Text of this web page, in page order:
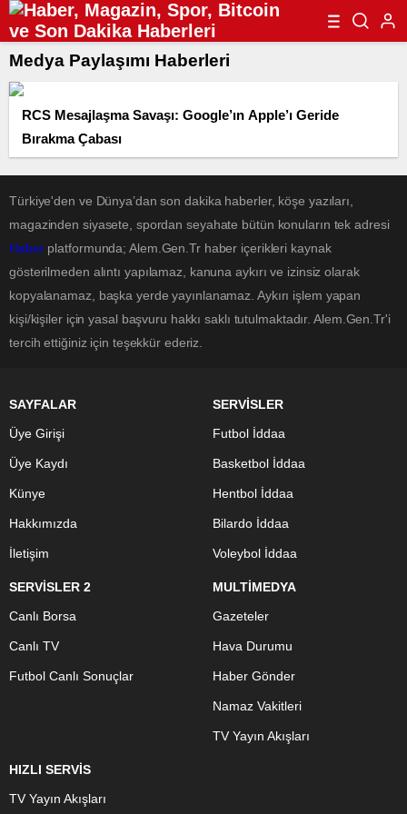
Medya Paylaşımı Haberleri
RCS Mesajlaşma Savaşı: Google’ın Apple’ı Geride
Bırakma Çabası
Türkiye'den ve Dünya’dan son dakika haberler, köşe yazıları,
magazinden siyasete, spordan seyahate bütün konuların tek adresi
Haberplatformunda; Alem.Gen.Tr haber içerikleri kaynak
gösterilmeden alıntı yapılamaz, kanuna aykırı ve izinsiz olarak
kopyalanamaz, başka yerde yayınlanamaz. Aykırı işlem yapan
kişi/kişiler için yasal başvuru hakkı saklı tutulmaktadır. Alem.Gen.Tr'i
tercih ettiğiniz için teşekkür ederiz.
SAYFALAR
Üye Girişi
Üye Kaydı
Künye
Hakkımızda
İletişim
SERVİSLER
Futbol İddaa
Basketbol İddaa
Hentbol İddaa
Bilardo İddaa
Voleybol İddaa
SERVİSLER 2
Canlı Borsa
Canlı TV
Futbol Canlı Sonuçlar
MULTİMEDYA
Gazeteler
Hava Durumu
Haber Gönder
Namaz Vakitleri
TV Yayın Akışları
HIZLI SERVİS
TV Yayın Akışları